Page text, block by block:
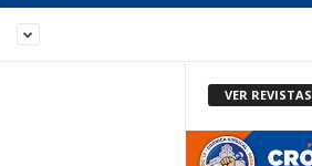
VER REVISTAS